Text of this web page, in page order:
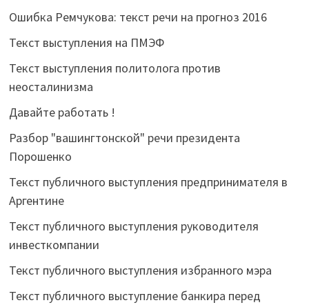
Ошибка Ремчукова: текст речи на прогноз 2016
Текст выступления на ПМЭФ
Текст выступления политолога против
неосталинизма
Давайте работать !
Разбор "вашингтонской" речи президента
Порошенко
Текст публичного выступления предпринимателя в
Аргентине
Текст публичного выступления руководителя
инвесткомпании
Текст публичного выступления избранного мэра
Текст публичного выступление банкира перед